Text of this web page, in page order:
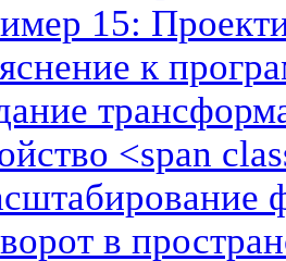
15:
к
<span
в